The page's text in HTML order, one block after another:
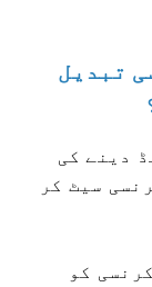
تبدیل
دینے کی
سیٹ کر
کو